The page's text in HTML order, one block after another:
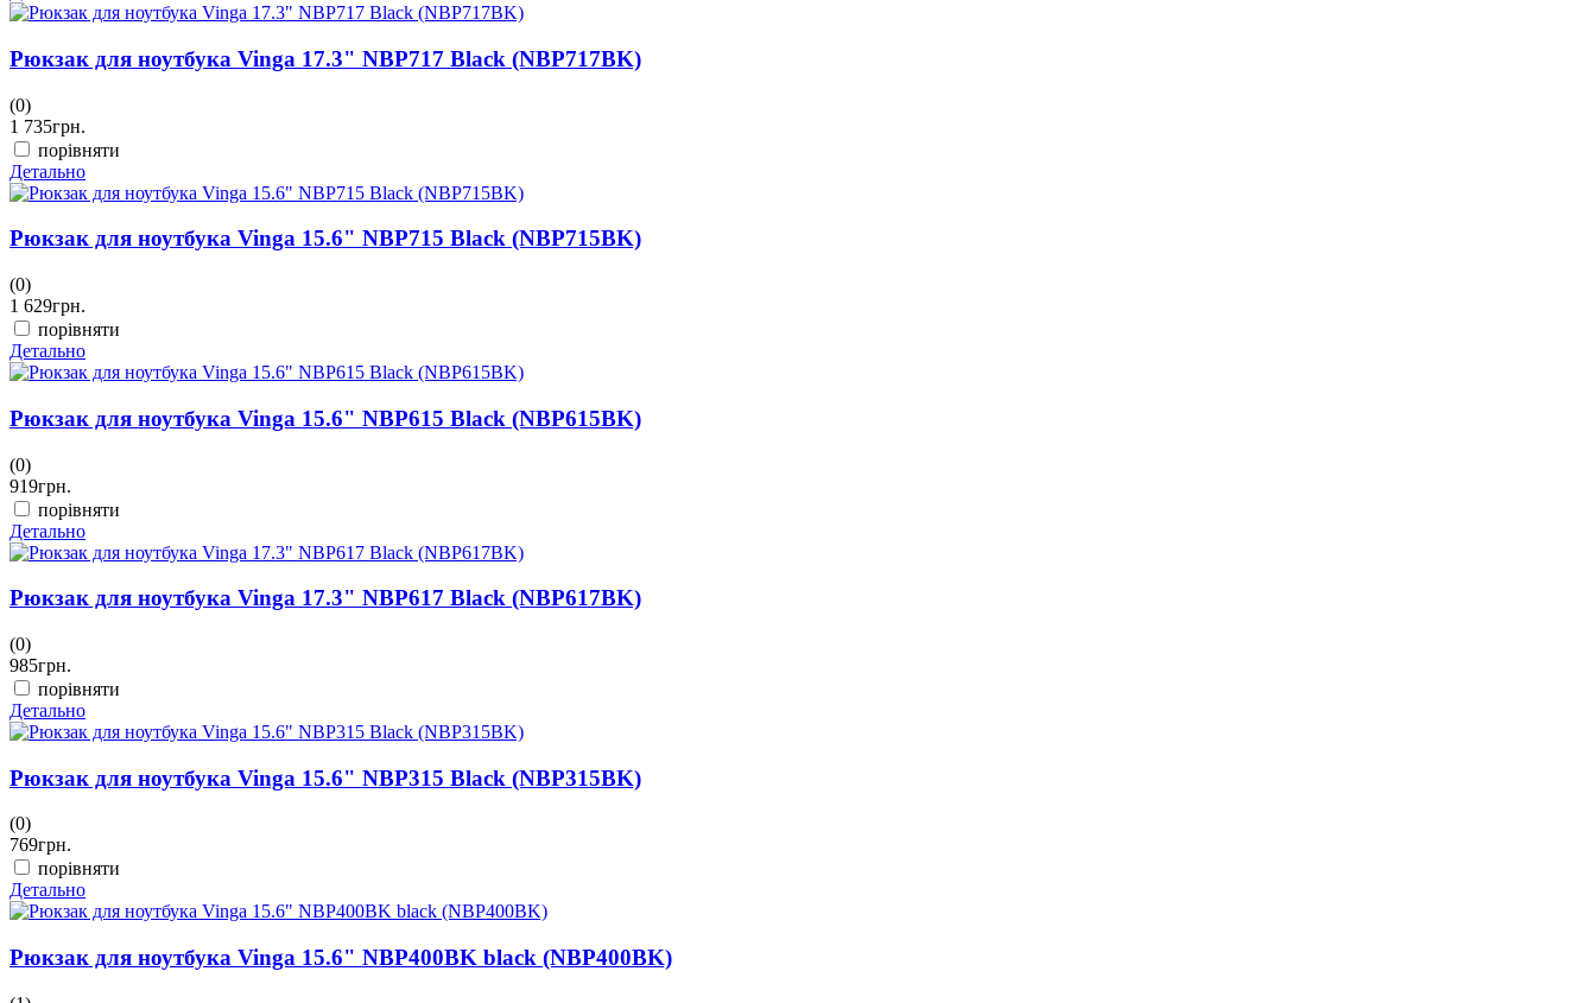
Рюкзак для ноутбука Vinga 17.3" NBP717 Black (NBP717BK)
(0)
1 735грн.
порівняти
Детально
Рюкзак для ноутбука Vinga 15.6" NBP715 Black (NBP715BK)
(0)
1 629грн.
порівняти
Детально
Рюкзак для ноутбука Vinga 15.6" NBP615 Black (NBP615BK)
(0)
919грн.
порівняти
Детально
Рюкзак для ноутбука Vinga 17.3" NBP617 Black (NBP617BK)
(0)
985грн.
порівняти
Детально
Рюкзак для ноутбука Vinga 15.6" NBP315 Black (NBP315BK)
(0)
769грн.
порівняти
Детально
Рюкзак для ноутбука Vinga 15.6" NBP400BK black (NBP400BK)